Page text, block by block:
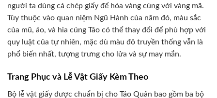
người ta dùng cá chép giấy để hóa vàng cùng với vàng mã.
Tùy thuộc vào quan niệm Ngũ Hành của năm đó, màu sắc
của mũ, áo, và hia cúng Táo có thể thay đổi để phù hợp với
quy luật của tự nhiên, mặc dù màu đỏ truyền thống vẫn là
phổ biến nhất, tượng trưng cho lửa và sự may mắn.
Trang Phục và Lễ Vật Giấy Kèm Theo
Bộ lễ vật giấy được chuẩn bị cho Táo Quân bao gồm ba bộ